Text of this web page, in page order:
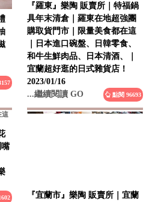
『羅東』樂陶 販賣所｜特福鍋
具年末清倉｜羅東在地超強團
購取貨門市｜限量美食都在這
｜日本進口碗盤、日韓零食、
和牛生鮮肉品、日本清酒、｜
宜蘭超好逛的日式雜貨店！
2023/01/16
...繼續閱讀 GO
點閱 96693
『宜蘭市』樂陶 販賣所｜宜蘭